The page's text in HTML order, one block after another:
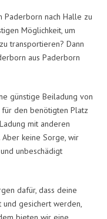
Paderborn nach Halle zu
Möglichkeit, um
transportieren? Dann
aus Paderborn
günstige Beiladung von
den benötigten Platz
mit anderen
Aber keine Sorge, wir
unbeschädigt
dafür, dass deine
gesichert werden,